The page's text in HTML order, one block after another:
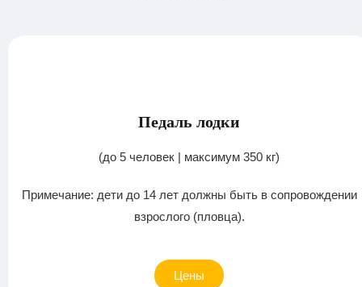
Педаль лодки
(до 5 человек | максимум 350 кг)
Примечание: дети до 14 лет должны быть в сопровождении
взрослого (пловца).
Цены